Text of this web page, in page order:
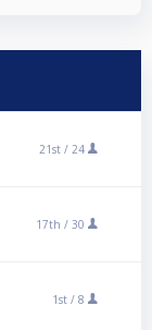
21st / 24
17th / 30
1st / 8